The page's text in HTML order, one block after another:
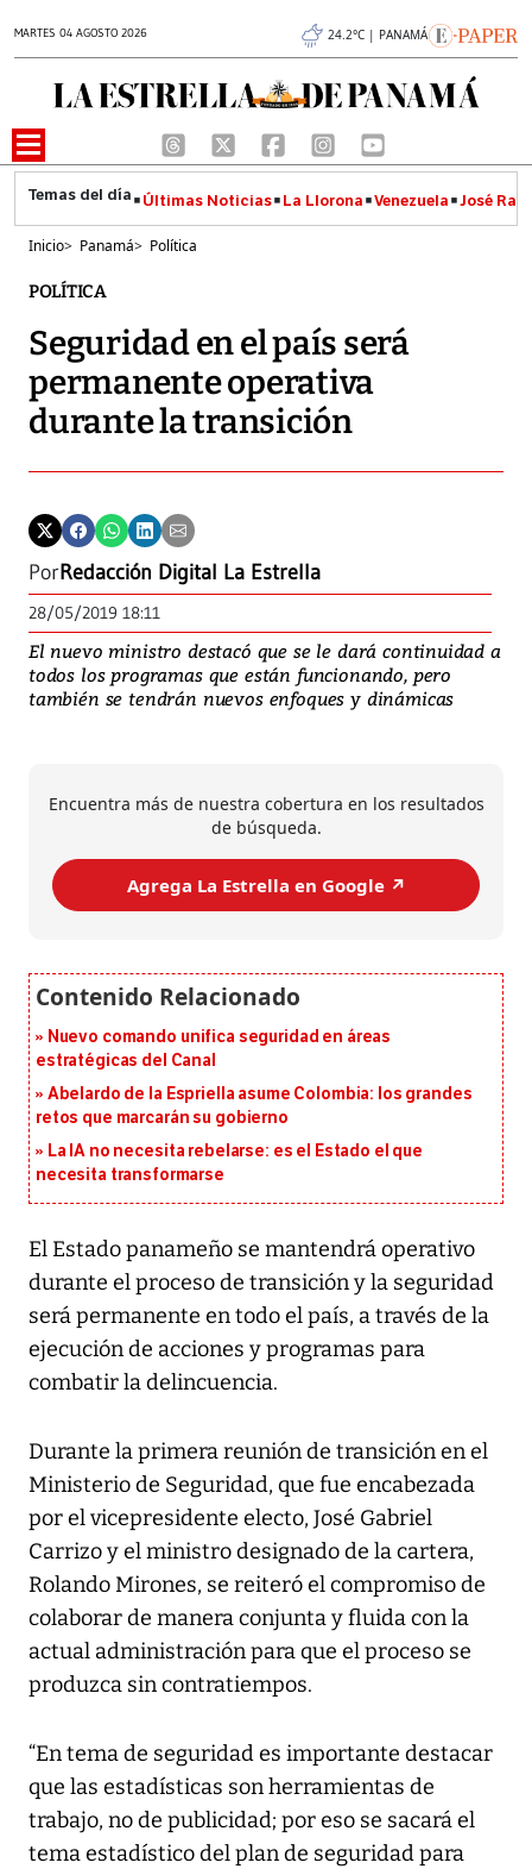
MARTES 04 AGOSTO 2026 24.2°C | PANAMÁ
Últimas Noticias La Llorona Venezuela José
Inicio> Panamá> Política
POLÍTICA
Seguridad en el país será
permanente operativa
durante la transición
PorRedacción Digital La Estrella
28/05/2019 18:11
El nuevo ministro destacó que se le dará continuidad a
todos los programas que están funcionando, pero
también se tendrán nuevos enfoques y dinámicas
Encuentra más de nuestra cobertura en los resultados
de búsqueda.
Agrega La Estrella en Google ↗️
Nuevo comando unifica seguridad en áreas
estratégicas del Canal
Abelardo de la Espriella asume Colombia: los grandes
retos que marcarán su gobierno
La IA no necesita rebelarse: es el Estado el que
necesita transformarse
El Estado panameño se mantendrá operativo
durante el proceso de transición y la seguridad
será permanente en todo el país, a través de la
ejecución de acciones y programas para
combatir la delincuencia.
Durante la primera reunión de transición en el
Ministerio de Seguridad, que fue encabezada
por el vicepresidente electo, José Gabriel
Carrizo y el ministro designado de la cartera,
Rolando Mirones, se reiteró el compromiso de
colaborar de manera conjunta y fluida con la
actual administración para que el proceso se
produzca sin contratiempos.
“En tema de seguridad es importante destacar
que las estadísticas son herramientas de
trabajo, no de publicidad; por eso se sacará el
tema estadístico del plan de seguridad para